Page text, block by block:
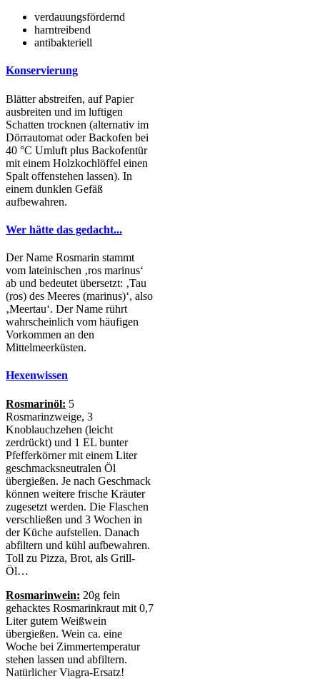
verdauungsfördernd
harntreibend
antibakteriell
Konservierung
Blätter abstreifen, auf Papier
ausbreiten und im luftigen
Schatten trocknen (alternativ im
Dörrautomat oder Backofen bei
40 °C Umluft plus Backofentür
mit einem Holzkochlöffel einen
Spalt offenstehen lassen). In
einem dunklen Gefäß
aufbewahren.
Wer hätte das gedacht...
Der Name Rosmarin stammt
vom lateinischen ‚ros marinus‘
ab und bedeutet übersetzt: ‚Tau
(ros) des Meeres (marinus)‘, also
‚Meertau‘. Der Name rührt
wahrscheinlich vom häufigen
Vorkommen an den
Mittelmeerküsten.
Hexenwissen
Rosmarinöl: 5
Rosmarinzweige, 3
Knoblauchzehen (leicht
zerdrückt) und 1 EL bunter
Pfefferkörner mit einem Liter
geschmacksneutralen Öl
übergießen. Je nach Geschmack
können weitere frische Kräuter
zugesetzt werden. Die Flaschen
verschließen und 3 Wochen in
der Küche aufstellen. Danach
abfiltern und kühl aufbewahren.
Toll zu Pizza, Brot, als Grill-
Öl…
Rosmarinwein: 20g fein
gehacktes Rosmarinkraut mit 0,7
Liter gutem Weißwein
übergießen. Wein ca. eine
Woche bei Zimmertemperatur
stehen lassen und abfiltern.
Natürlicher Viagra-Ersatz!